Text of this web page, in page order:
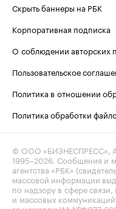
Скрыть баннеры на РБК
Корпоративная подписка
О соблюдении авторских
Пользовательское
Политика в отношении
Политика обработки
© ООО «БИЗНЕСПРЕСС»,
1995–2026 . Сообщения и
агентства «РБК»
массовой информации
по надзору в сфере
и массовых